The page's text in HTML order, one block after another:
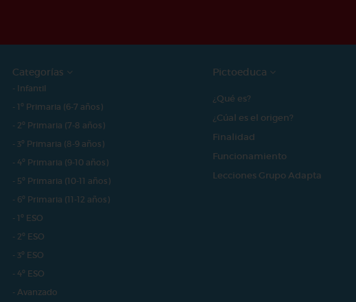
Categorías
- Infantil
- 1º Primaria (6-7 años)
- 2º Primaria (7-8 años)
- 3º Primaria (8-9 años)
- 4º Primaria (9-10 años)
- 5º Primaria (10-11 años)
- 6º Primaria (11-12 años)
- 1º ESO
- 2º ESO
- 3º ESO
- 4º ESO
- Avanzado
Pictoeduca
¿Qué es?
¿Cúal es el origen?
Finalidad
Funcionamiento
Lecciones Grupo Adapta